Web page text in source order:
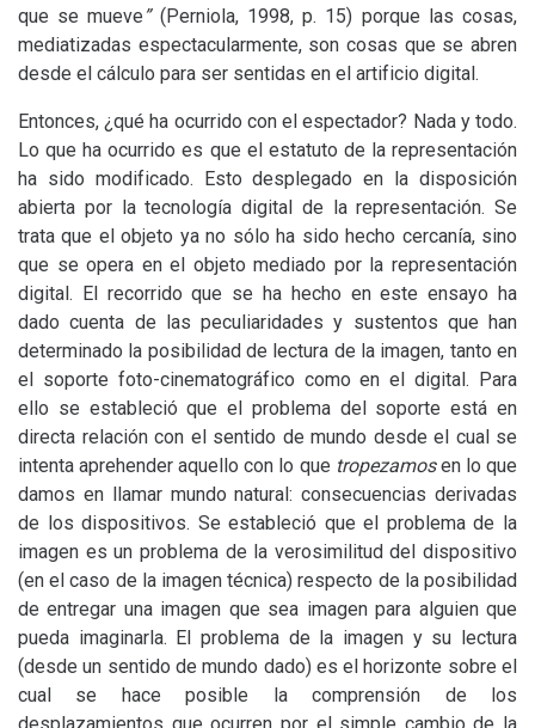
que se mueve ”(Perniola, 1998, p. 15) porque las cosas,
mediatizadas espectacularmente, son cosas que se abren
desde el cálculo para ser sentidas en el artificio digital.
Entonces, ¿qué ha ocurrido con el espectador? Nada y todo.
Lo que ha ocurrido es que el estatuto de la representación
ha sido modificado. Esto desplegado en la disposición
abierta por la tecnología digital de la representación. Se
trata que el objeto ya no sólo ha sido hecho cercanía, sino
que se opera en el objeto mediado por la representación
digital. El recorrido que se ha hecho en este ensayo ha
dado cuenta de las peculiaridades y sustentos que han
determinado la posibilidad de lectura de la imagen, tanto en
el soporte foto-cinematográfico como en el digital. Para
ello se estableció que el problema del soporte está en
directa relación con el sentido de mundo desde el cual se
intenta aprehender aquello con lo que tropezamos en lo que
damos en llamar mundo natural: consecuencias derivadas
de los dispositivos. Se estableció que el problema de la
imagen es un problema de la verosimilitud del dispositivo
(en el caso de la imagen técnica) respecto de la posibilidad
de entregar una imagen que sea imagen para alguien que
pueda imaginarla. El problema de la imagen y su lectura
(desde un sentido de mundo dado) es el horizonte sobre el
cual se hace posible la comprensión de los